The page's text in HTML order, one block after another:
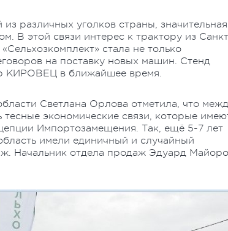
различных уголков страны, значительная
В этой связи интерес к трактору из
стала не только
на поставку новых машин. Стенд
КИРОВЕЦ в ближайшее время.
Светлана Орлова отметила, что
экономические связи, которые
Импортозамещения. Так, ещё 5-7 лет
имели единичный и случайный
Начальник отдела продаж Эдуард